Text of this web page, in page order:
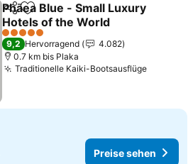
TeilenZu Favoriten hinzufügen
Phāea Blue - Small Luxury
Hotels of the World
Preise sehen
5 Sterne
9,2 Hervorragend
4.082
0.7 km bis Plaka
Traditionelle Kaiki-BootsausflügePreise
Preise sehen